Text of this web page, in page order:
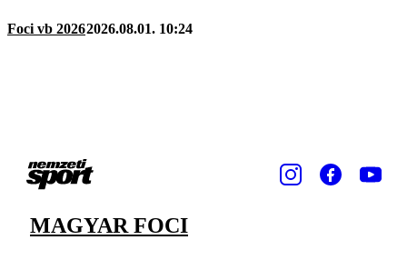
Foci vb 20262026.08.01. 10:24
MAGYAR FOCI